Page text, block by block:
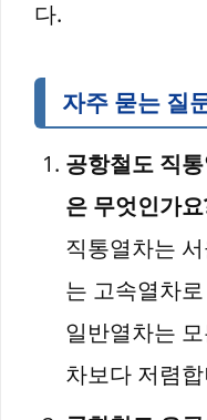
다.
자주 묻는 질
공항철도 직
은 무엇인가요
직통열차는
는 고속열차
일반열차는
차보다 저렴